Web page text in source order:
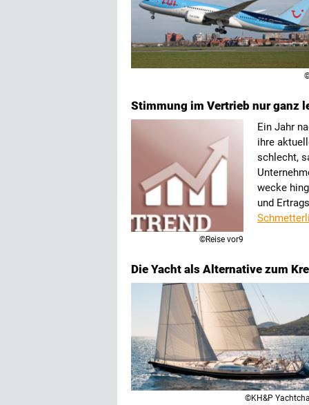
Stimmung im Vertrieb nur ganz
©Reise vor9
Ein Jahr
ihre
schlecht,
wecke
und
Die Yacht als Alternative zum
©KH&P